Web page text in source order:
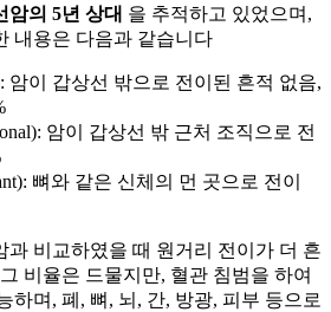
암의 5년 상대 을 추적하고 있었으며,
내용은 다음과 같습니다
암이 갑상선 밖으로 전이된 흔적 없음,
암이 갑상선 밖 근처 조직으로 전
뼈와 같은 신체의 먼 곳으로 전이
과 비교하였을 때 원거리 전이가 더 흔
비율은 드물지만, 혈관 침범을 하여
하며, 폐, 뼈, 뇌, 간, 방광, 피부 등으로